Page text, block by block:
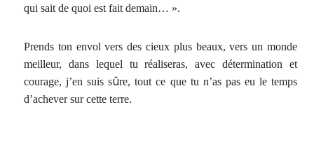
qui sait de quoi est fait demain… ».
Prends ton envol vers des cieux plus beaux, vers un monde
meilleur, dans lequel tu réaliseras, avec détermination et
courage, j’en suis sûre, tout ce que tu n’as pas eu le temps
d’achever sur cette terre.